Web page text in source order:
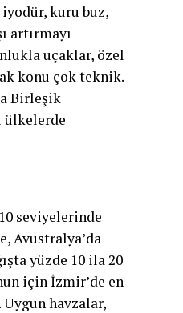
kuru buz,
artırmayı
uçaklar, özel
konu çok teknik.
Birleşik
ülkelerde
seviyelerinde
Avustralya’da
yüzde 10 ila 20
için İzmir’de en
havzalar,